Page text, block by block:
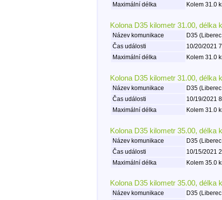
Maximální délka
Kolem 31.0
Kolona D35 kilometr 31.00, délka
Název komunikace
D35
Čas události
10/20/2021
Maximální délka
Kolem 31.0
Kolona D35 kilometr 31.00, délka
Název komunikace
D35
Čas události
10/19/2021
Maximální délka
Kolem 31.0
Kolona D35 kilometr 35.00, délka
Název komunikace
D35
Čas události
10/15/2021
Maximální délka
Kolem 35.0
Kolona D35 kilometr 35.00, délka
Název komunikace
D35